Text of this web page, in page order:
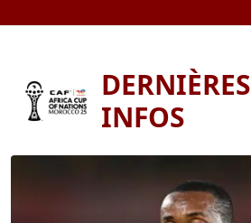
DERNIÈRES
INFOS